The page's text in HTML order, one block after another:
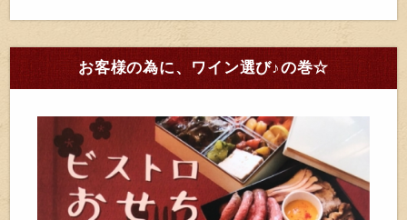
お客様の為に、ワイン選び♪の巻☆